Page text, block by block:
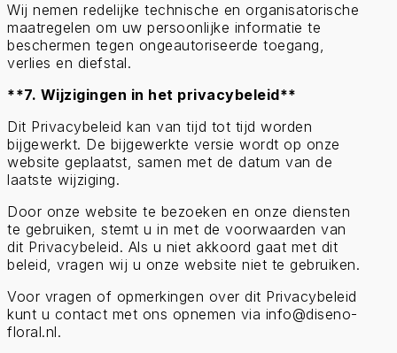
Wij nemen redelijke technische en organisatorische
maatregelen om uw persoonlijke informatie te
beschermen tegen ongeautoriseerde toegang,
verlies en diefstal.
**7. Wijzigingen in het privacybeleid**
Dit Privacybeleid kan van tijd tot tijd worden
bijgewerkt. De bijgewerkte versie wordt op onze
website geplaatst, samen met de datum van de
laatste wijziging.
Door onze website te bezoeken en onze diensten
te gebruiken, stemt u in met de voorwaarden van
dit Privacybeleid. Als u niet akkoord gaat met dit
beleid, vragen wij u onze website niet te gebruiken.
Voor vragen of opmerkingen over dit Privacybeleid
kunt u contact met ons opnemen via info@diseno-
floral.nl.